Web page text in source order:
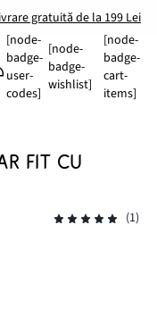
gratuită de la 199 Lei
[node-
badge-
user-
codes]
[node-
badge-
wishlist]
[node-
badge-
cart-
items]
FIT CU
(1)